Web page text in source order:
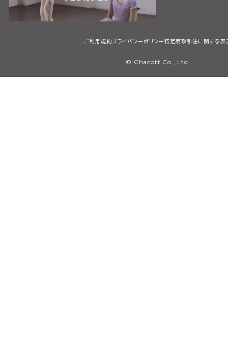
ご利用規約プライバシーポリシー特定商取引法に関する表
© Chacott Co., Ltd.